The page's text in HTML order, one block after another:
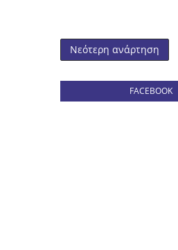
Νεότερη ανάρτηση
FACEBOOK